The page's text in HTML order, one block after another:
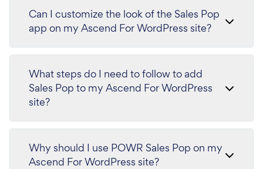
Can I customize the look of the Sales Pop
app on my Ascend For WordPress site?
What steps do I need to follow to add
Sales Pop to my Ascend For WordPress
site?
Why should I use POWR Sales Pop on my
Ascend For WordPress site?